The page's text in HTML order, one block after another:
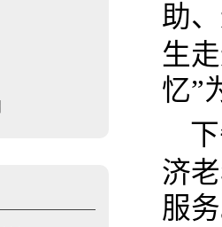
助
生
忆”
济
服